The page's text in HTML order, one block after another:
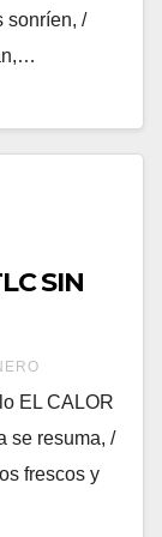
sonríen, /
SIN
EL CALOR
se resuma, /
frescos y